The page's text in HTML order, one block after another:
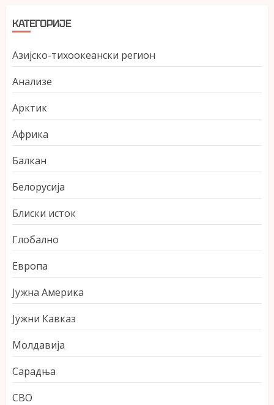
КАТЕГОРИЈЕ
Азијско-тихоокеански регион
Анализе
Арктик
Африка
Балкан
Белорусија
Блиски исток
Глобално
Европа
Јужна Америка
Јужни Кавказ
Молдавија
Сарадња
СВО